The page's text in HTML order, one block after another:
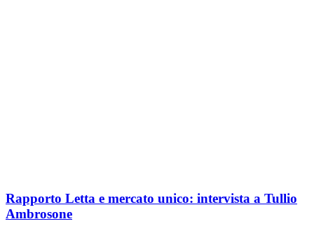
Rapporto Letta e mercato unico: intervista a Tullio
Ambrosone